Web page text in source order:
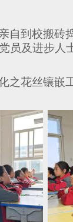
到校搬
员及进步
花丝镶